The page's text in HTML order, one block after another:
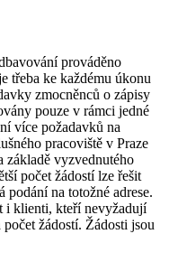
prováděno
třeba ke každému úkonu
zmocněnců o zápisy
pouze v rámci jedné
více požadavků na
pracoviště v Praze
základě vyzvednutého
počet žádostí lze řešit
podání na totožné adrese.
i klienti, kteří nevyžadují
žádostí. Žádosti jsou